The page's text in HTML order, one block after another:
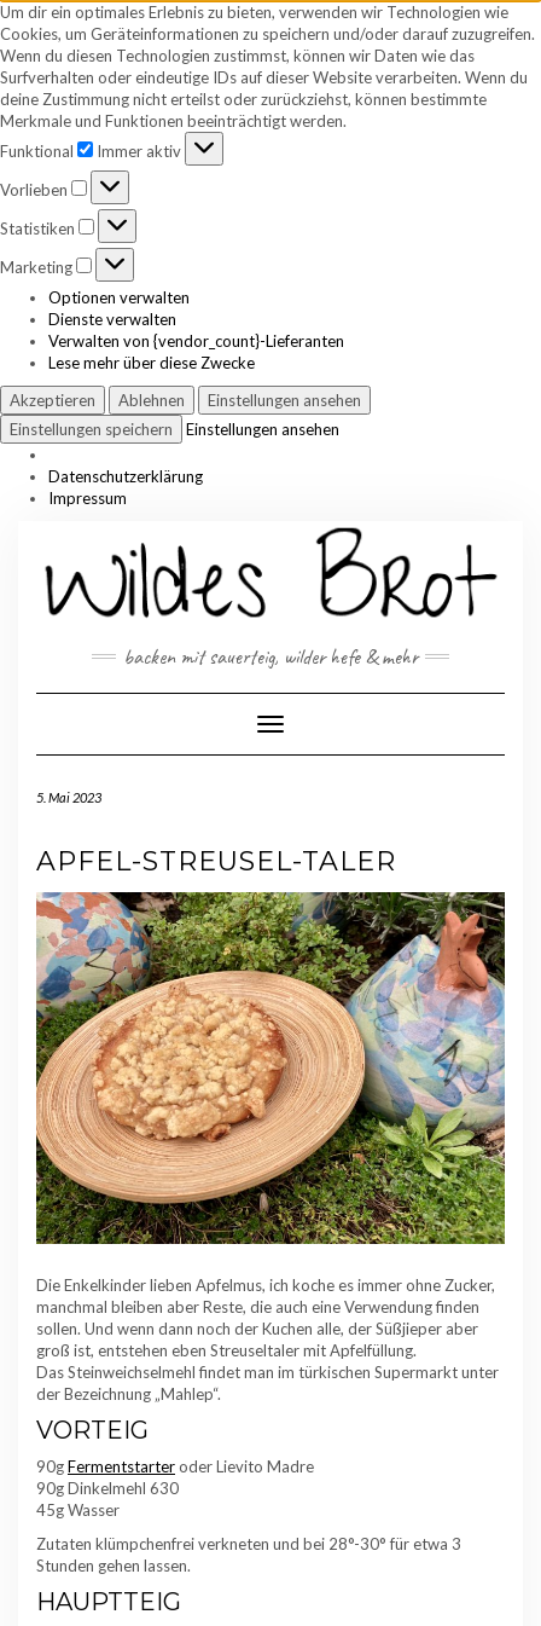
Um dir ein optimales Erlebnis zu bieten, verwenden wir Technologien wie
Cookies, um Geräteinformationen zu speichern und/oder darauf zuzugreifen.
Wenn du diesen Technologien zustimmst, können wir Daten wie das
Surfverhalten oder eindeutige IDs auf dieser Website verarbeiten. Wenn du
deine Zustimmung nicht erteilst oder zurückziehst, können bestimmte
Merkmale und Funktionen beeinträchtigt werden.
Funktional
Funktional
Immer aktiv
Vorlieben
Vorlieben
Statistiken Statistiken
Marketing
Marketing
Optionen verwalten
Dienste verwalten
Verwalten von {vendor_count}-Lieferanten
Lese mehr über diese Zwecke
Akzeptieren
Ablehnen
Einstellungen ansehen
Einstellungen speichern
Einstellungen ansehen
Datenschutzerklärung
Impressum
content
backen mit sauerteig, wilder hefe & mehr
Toggle Navigation
5. Mai 2023
APFEL-STREUSEL-TALER
Die Enkelkinder lieben Apfelmus, ich koche es immer ohne Zucker,
manchmal bleiben aber Reste, die auch eine Verwendung finden
sollen. Und wenn dann noch der Kuchen alle, der Süßjieper aber
groß ist, entstehen eben Streuseltaler mit Apfelfüllung.
Das Steinweichselmehl findet man im türkischen Supermarkt unter
der Bezeichnung „Mahlep“.
VORTEIG
90gFermentstarteroder Lievito Madre
90g Dinkelmehl 630
45g Wasser
Zutaten klümpchenfrei verkneten und bei 28°-30° für etwa 3
Stunden gehen lassen.
HAUPTTEIG